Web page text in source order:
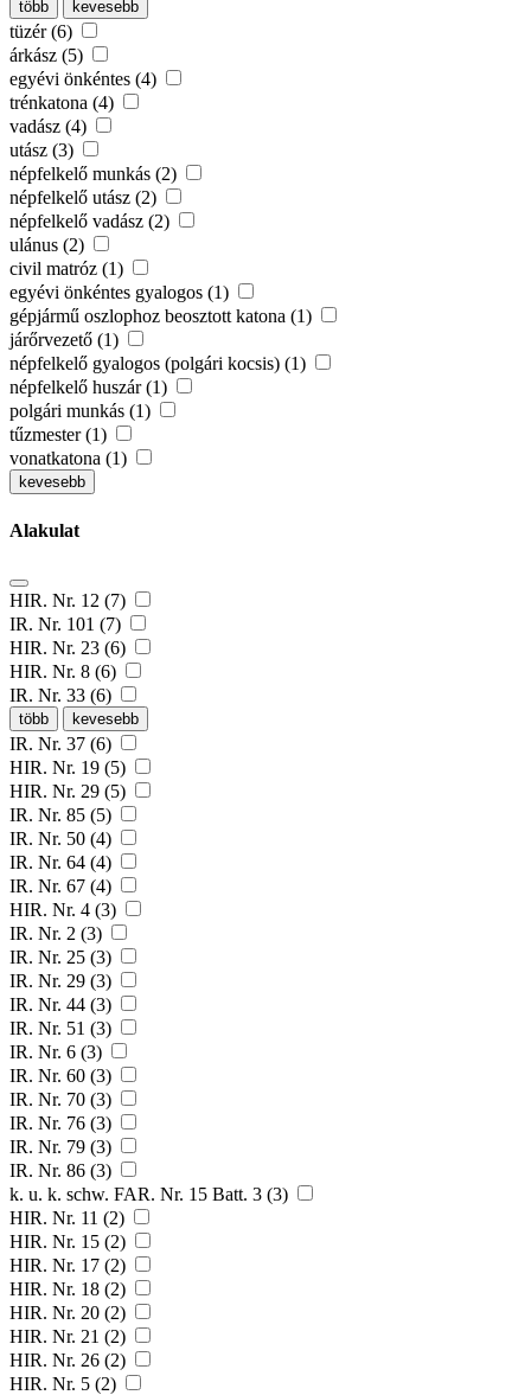
több kevesebb
tüzér (6)
árkász (5)
egyévi önkéntes (4)
trénkatona (4)
vadász (4)
utász (3)
népfelkelő munkás (2)
népfelkelő utász (2)
népfelkelő vadász (2)
ulánus (2)
civil matróz (1)
egyévi önkéntes gyalogos (1)
gépjármű oszlophoz beosztott katona (1)
járőrvezető (1)
népfelkelő gyalogos (polgári kocsis) (1)
népfelkelő huszár (1)
polgári munkás (1)
tűzmester (1)
vonatkatona (1)
kevesebb
Alakulat
HIR. Nr. 12 (7)
IR. Nr. 101 (7)
HIR. Nr. 23 (6)
HIR. Nr. 8 (6)
IR. Nr. 33 (6)
több kevesebb
IR. Nr. 37 (6)
HIR. Nr. 19 (5)
HIR. Nr. 29 (5)
IR. Nr. 85 (5)
IR. Nr. 50 (4)
IR. Nr. 64 (4)
IR. Nr. 67 (4)
HIR. Nr. 4 (3)
IR. Nr. 2 (3)
IR. Nr. 25 (3)
IR. Nr. 29 (3)
IR. Nr. 44 (3)
IR. Nr. 51 (3)
IR. Nr. 6 (3)
IR. Nr. 60 (3)
IR. Nr. 70 (3)
IR. Nr. 76 (3)
IR. Nr. 79 (3)
IR. Nr. 86 (3)
k. u. k. schw. FAR. Nr. 15 Batt. 3 (3)
HIR. Nr. 11 (2)
HIR. Nr. 15 (2)
HIR. Nr. 17 (2)
HIR. Nr. 18 (2)
HIR. Nr. 20 (2)
HIR. Nr. 21 (2)
HIR. Nr. 26 (2)
HIR. Nr. 5 (2)